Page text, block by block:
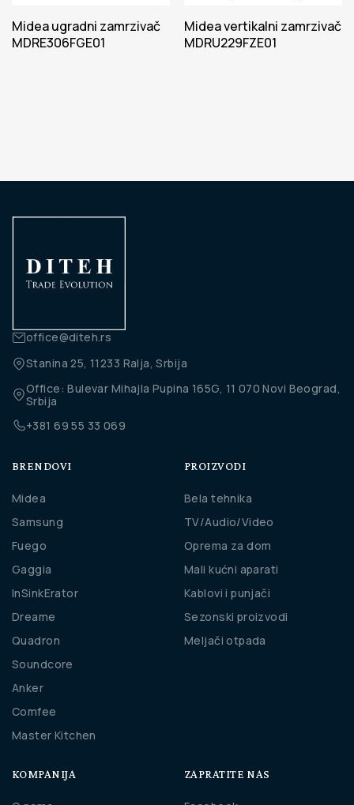
Midea ugradni zamrzivač
MDRE306FGE01
Midea vertikalni zamrzivač
MDRU229FZE01
office@diteh.rs
Stanina 25, 11233 Ralja, Srbija
Office: Bulevar Mihajla Pupina 165G, 11 070 Novi Beograd,
Srbija
+381 69 55 33 069
BRENDOVI
Midea
Samsung
Fuego
Gaggia
InSinkErator
Dreame
Quadron
Soundcore
Anker
Comfee
Master Kitchen
PROIZVODI
Bela tehnika
TV/Audio/Video
Oprema za dom
Mali kućni aparati
Kablovi i punjači
Sezonski proizvodi
Meljači otpada
KOMPANIJA ZAPRATITE NAS